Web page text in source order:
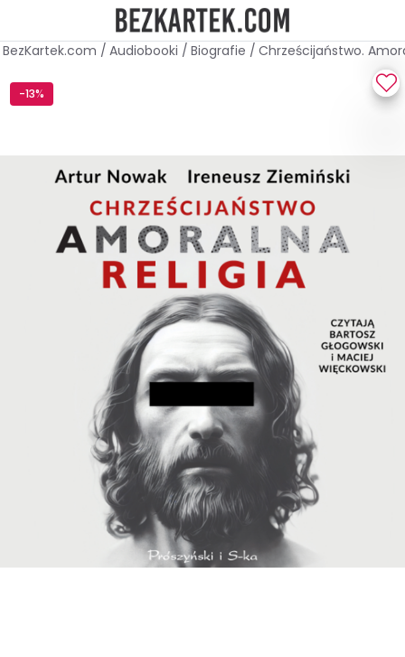
BezKartek.com / Audiobooki / Biografie / Chrześcijaństwo.
-13%